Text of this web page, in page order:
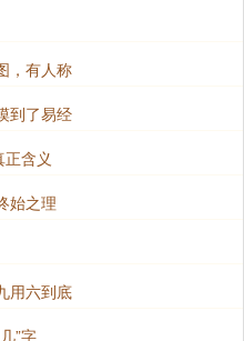
行却遍及四方；大地
德。
，有人称
到了易经
正含义
始之理
用六到底
”字